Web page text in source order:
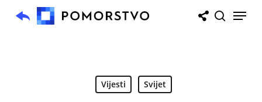
Menu
Vijesti Svijet